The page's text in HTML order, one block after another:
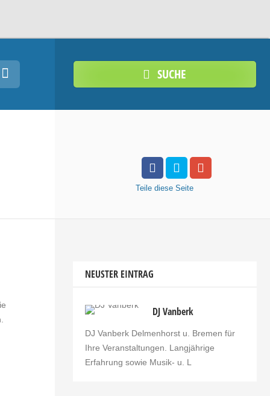
SUCHE
Teile diese Seite
NEUSTER EINTRAG
DJ Vanberk
DJ Vanberk Delmenhorst u. Bremen für
Ihre Veranstaltungen. Langjährige
Erfahrung sowie Musik- u. L